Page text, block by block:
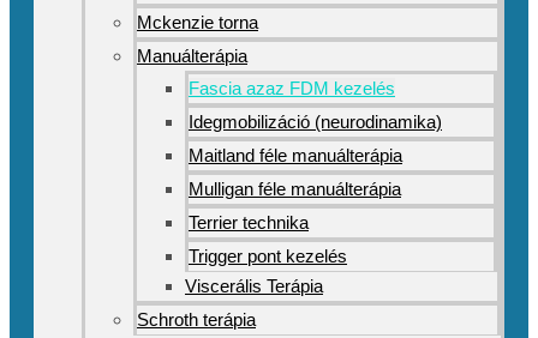
Mckenzie torna
Manuálterápia
Fascia azaz FDM kezelés
Idegmobilizáció (neurodinamika)
Maitland féle manuálterápia
Mulligan féle manuálterápia
Terrier technika
Trigger pont kezelés
Viscerális Terápia
Schroth terápia